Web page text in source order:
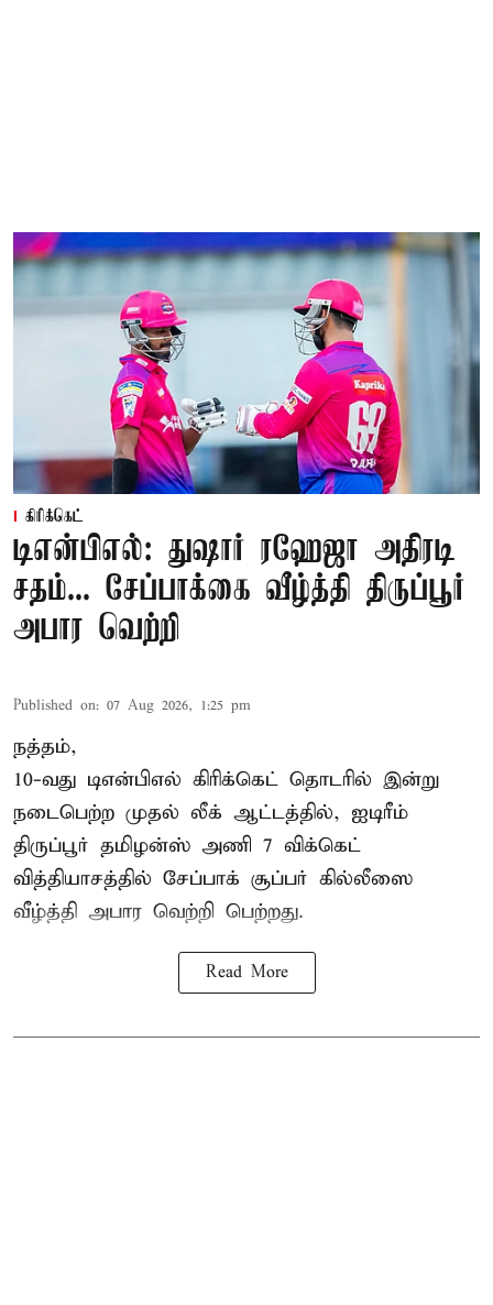
கிரிக்கெட்
டிஎன்பிஎல்: துஷார் ரஹேஜா அதிரடி
சதம்... சேப்பாக்கை வீழ்த்தி திருப்பூர்
அபார வெற்றி
Published on: 07 Aug 2026, 1:25 pm
நத்தம்,
10-வது டிஎன்பிஎல் கிரிக்கெட் தொடரில் இன்று
நடைபெற்ற முதல் லீக் ஆட்டத்தில், ஐடிரீம்
திருப்பூர் தமிழன்ஸ் அணி 7 விக்கெட்
வித்தியாசத்தில் சேப்பாக் சூப்பர் கில்லீஸை
வீழ்த்தி அபார வெற்றி பெற்றது.
Read More